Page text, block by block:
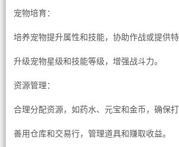
宠物培育：
培养宠物提升属性和技能，协助作战或提供特
升级宠物星级和技能等级，增强战斗力。
资源管理：
合理分配资源，如药水、元宝和金币，确保打
善用仓库和交易行，管理道具和赚取收益。